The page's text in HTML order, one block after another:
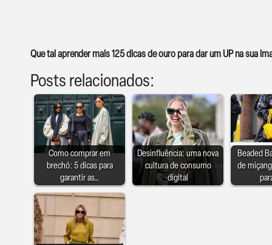
Que tal aprender mais 125 dicas de ouro para dar um UP na sua
Posts relacionados:
Como comprar em
brechó: 5 dicas para
garantir as…
Desinfluência: uma nova
cultura de consumo
digital
Beaded
de